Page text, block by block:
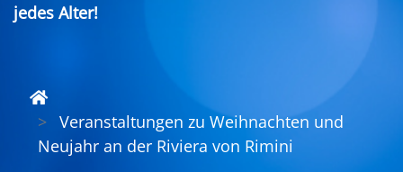
jedes Alter!
Veranstaltungen zu Weihnachten und
Neujahr an der Riviera von Rimini